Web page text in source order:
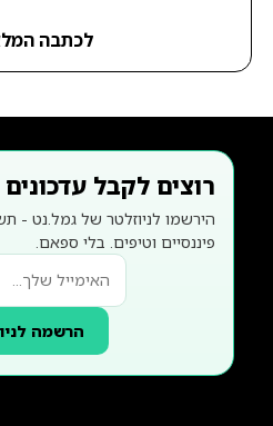
לכתבה
רוצים לקבל עדכונים
הירשמו לניוזלטר של גמל.נט -
פיננסיים וטיפים. בלי ספאם.
הרשמה